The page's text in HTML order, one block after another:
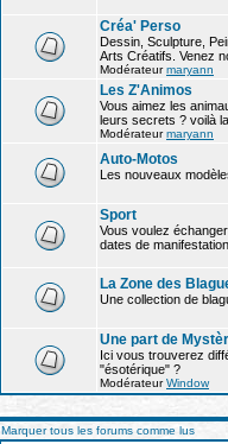
Créa' Perso
Dessin, Sculpture,
Arts Créatifs. Venez
Modérateurmaryann
Les Z'Animos
Vous aimez les
leurs secrets ? voilà
Modérateurmaryann
Auto-Motos
Les nouveaux
Sport
Vous voulez
dates de
La Zone des
Une collection de
Une part de
Ici vous trouverez
"ésotérique" ?
ModérateurWindow
Marquer tous les forums comme lus